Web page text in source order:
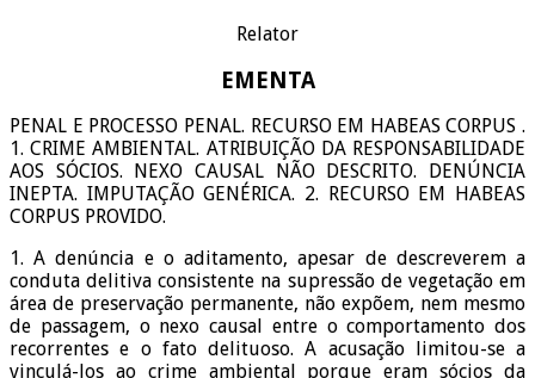
Relator
EMENTA
PENAL E PROCESSO PENAL. RECURSO EM HABEAS CORPUS .
1. CRIME AMBIENTAL. ATRIBUIÇÃO DA RESPONSABILIDADE
AOS SÓCIOS. NEXO CAUSAL NÃO DESCRITO. DENÚNCIA
INEPTA. IMPUTAÇÃO GENÉRICA. 2. RECURSO EM HABEAS
CORPUS PROVIDO.
1. A denúncia e o aditamento, apesar de descreverem a
conduta delitiva consistente na supressão de vegetação em
área de preservação permanente, não expõem, nem mesmo
de passagem, o nexo causal entre o comportamento dos
recorrentes e o fato delituoso. A acusação limitou-se a
vinculá-los ao crime ambiental porque eram sócios da